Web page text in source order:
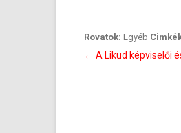
Rovatok: Egyéb
Bejegyzés
← A Likud képviselői